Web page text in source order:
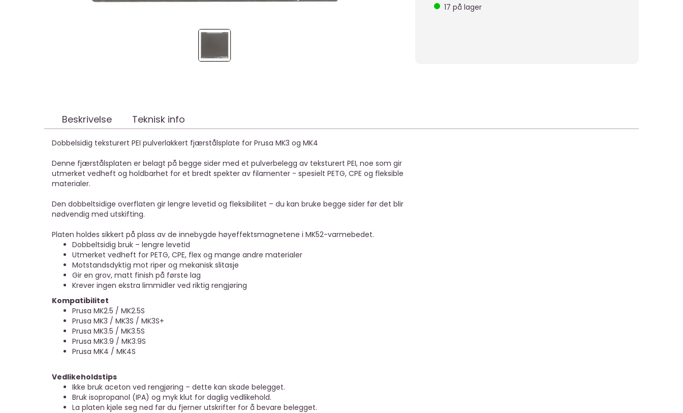
17 på lager
Beskrivelse Teknisk info
Dobbelsidig teksturert PEI pulverlakkert fjærstålsplate for Prusa MK3 og MK4
Denne fjærstålsplaten er belagt på begge sider med et pulverbelegg av teksturert PEI, noe som gir
utmerket vedheft og holdbarhet for et bredt spekter av filamenter - spesielt PETG, CPE og fleksible
materialer.
Den dobbeltsidige overflaten gir lengre levetid og fleksibilitet – du kan bruke begge sider før det blir
nødvendig med utskifting.
Platen holdes sikkert på plass av de innebygde høyeffektsmagnetene i MK52-varmebedet.
Dobbeltsidig bruk – lengre levetid
Utmerket vedheft for PETG, CPE, flex og mange andre materialer
Motstandsdyktig mot riper og mekanisk slitasje
Gir en grov, matt finish på første lag
Krever ingen ekstra limmidler ved riktig rengjøring
Kompatibilitet
Prusa MK2.5 / MK2.5S
Prusa MK3 / MK3S / MK3S+
Prusa MK3.5 / MK3.5S
Prusa MK3.9 / MK3.9S
Prusa MK4 / MK4S
Vedlikeholdstips
Ikke bruk aceton ved rengjøring – dette kan skade belegget.
Bruk isopropanol (IPA) og myk klut for daglig vedlikehold.
La platen kjøle seg ned før du fjerner utskrifter for å bevare belegget.